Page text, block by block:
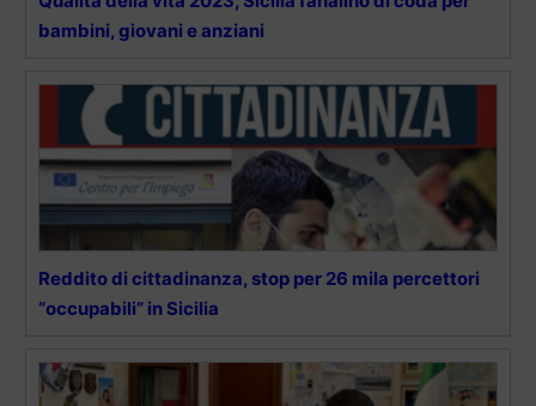
bambini, giovani e anziani
Reddito di cittadinanza, stop per 26 mila percettori
“occupabili” in Sicilia